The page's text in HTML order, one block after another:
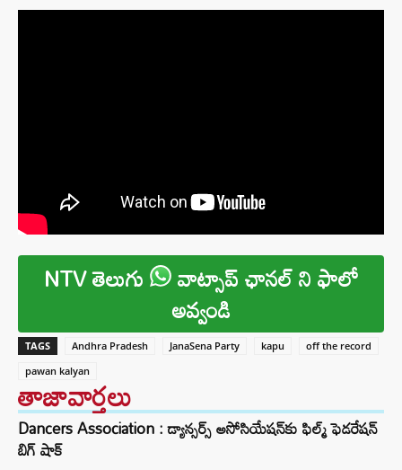
NTV తెలుగు వాట్సాప్ ఛానల్ ని ఫాలో
అవ్వండి
TAGS Andhra Pradesh JanaSena Party kapu
off the record
pawan kalyan
తాజావార్తలు
Dancers Association : డ్యాన్సర్స్ అసోసియేషన్‌కు ఫిల్మ్ ఫెడరేషన్
బిగ్ షాక్